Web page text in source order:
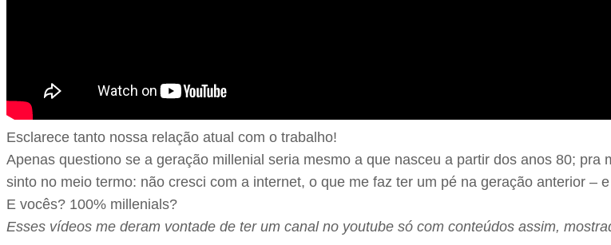
Esclarece tanto nossa relação atual com o trabalho!
Apenas questiono se a geração millenial seria mesmo a que nasceu a partir dos anos 80;
sinto no meio termo: não cresci com a internet, o que me faz ter um pé na geração anterior –
E vocês? 100% millenials?
Esses vídeos me deram vontade de ter um canal no youtube só com conteúdos assim,